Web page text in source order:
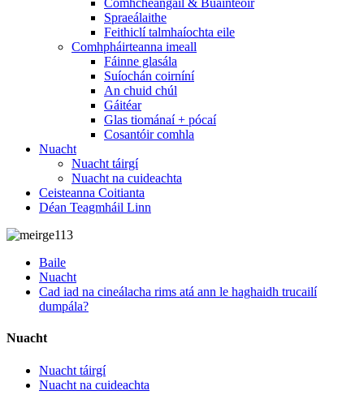
Comhcheangail & Buainteoir
Spraeálaithe
Feithiclí talmhaíochta eile
Comhpháirteanna imeall
Fáinne glasála
Suíochán coirníní
An chuid chúl
Gáitéar
Glas tiománaí + pócaí
Cosantóir comhla
Nuacht
Nuacht táirgí
Nuacht na cuideachta
Ceisteanna Coitianta
Déan Teagmháil Linn
Baile
Nuacht
Cad iad na cineálacha rims atá ann le haghaidh trucailí
dumpála?
Nuacht
Nuacht táirgí
Nuacht na cuideachta